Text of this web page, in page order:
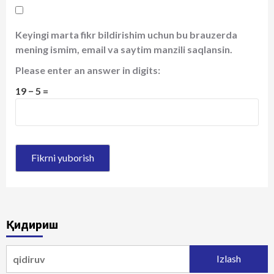
Keyingi marta fikr bildirishim uchun bu brauzerda
mening ismim, email va saytim manzili saqlansin.
Please enter an answer in digits:
19 − 5 =
Қидириш